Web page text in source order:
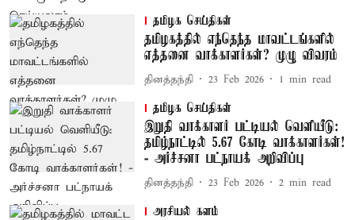
தமிழக செய்திகள்
தமிழகத்தில் எந்தெந்த மாவட்டங்களில்
எத்தனை வாக்காளர்கள்? முழு விவரம்
தினத்தந்தி 23 Feb 2026 1 min read
தமிழக செய்திகள்
இறுதி வாக்காளர் பட்டியல் வெளியீடு:
தமிழ்நாட்டில் 5.67 கோடி வாக்காளர்கள்!
- அர்ச்சனா பட்நாயக் அறிவிப்பு
தினத்தந்தி 23 Feb 2026 2 min read
அரசியல் களம்